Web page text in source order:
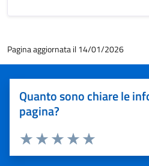
Pagina aggiornata il 14/01/2026
Quanto sono chiare le
pagina?
Valuta 5 stelle
Valuta 4 stelle su 5
Valuta 3 stelle su 5
Valuta 2 stelle su 5
Valuta 1 stelle su 5